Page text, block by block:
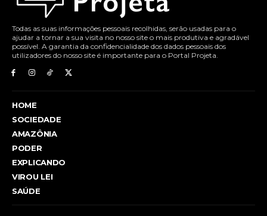
Todas as suas informações pessoais recolhidas, serão usadas para o
ajudar a tornar a sua visita no nosso site o mais produtiva e agradável
possível. A garantia da confidencialidade dos dados pessoais dos
utilizadores do nosso site é importante para o Portal Projeta.
HOME
SOCIEDADE
AMAZÔNIA
PODER
EXPLICANDO
VIROU LEI
SAÚDE